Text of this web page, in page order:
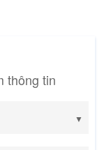
thông tin